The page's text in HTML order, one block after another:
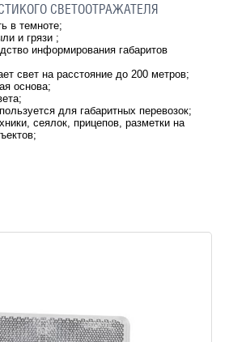
СВЕТООТРАЖАТЕЛЯ
в темноте;
и грязи ;
информирования габаритов
свет на расстояние до 200 метров;
основа;
для габаритных перевозок;
сеялок, прицепов, разметки на